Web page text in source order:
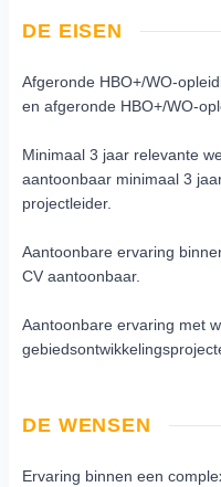
DE EISEN
Afgeronde HBO+/WO-
en afgeronde HBO+/WO-
Minimaal 3 jaar relevante
aantoonbaar minimaal 3
projectleider.
Aantoonbare ervaring
CV aantoonbaar.
Aantoonbare ervaring met
DE WENSEN
Ervaring binnen een